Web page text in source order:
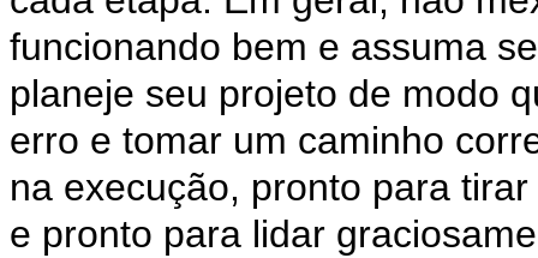
funcionando bem e assuma
planeje seu projeto de modo
erro e tomar um caminho
na execução, pronto para
e pronto para lidar